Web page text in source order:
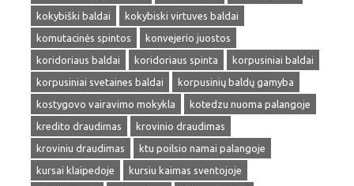
kokybiški baldai
kokybiski virtuves baldai
komutacinės spintos
konvejerio juostos
koridoriaus baldai
koridoriaus spinta
korpusiniai baldai
korpusiniai svetaines baldai
korpusinių baldų gamyba
kostygovo vairavimo mokykla
kotedzu nuoma palangoje
kredito draudimas
krovinio draudimas
kroviniu draudimas
ktu poilsio namai palangoje
kursai klaipedoje
kursiu kaimas sventojoje